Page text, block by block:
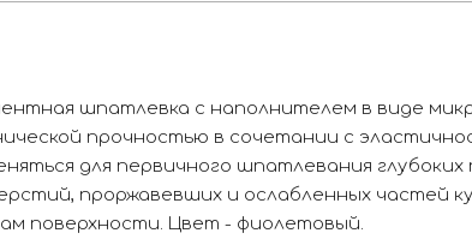
шпатлевка с наполнителем в виде
прочностью в сочетании с
для первичного шпатлевания глубоких
проржавевших и ослабленных частей
поверхности. Цвет - фиолетовый.